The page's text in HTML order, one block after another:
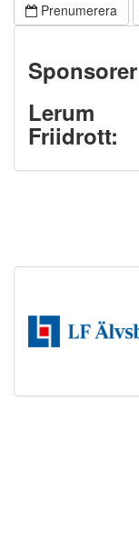
Prenumerera
Sponsorer
Lerum
Friidrott: